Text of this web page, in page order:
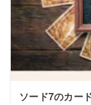
ソード7のカー